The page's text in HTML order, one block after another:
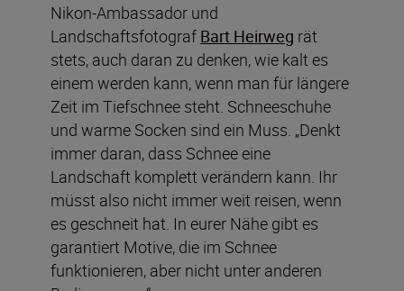
Nikon-Ambassador und
Landschaftsfotograf Bart Heirweg rät
stets, auch daran zu denken, wie kalt es
einem werden kann, wenn man für längere
Zeit im Tiefschnee steht. Schneeschuhe
und warme Socken sind ein Muss. „Denkt
immer daran, dass Schnee eine
Landschaft komplett verändern kann. Ihr
müsst also nicht immer weit reisen, wenn
es geschneit hat. In eurer Nähe gibt es
garantiert Motive, die im Schnee
funktionieren, aber nicht unter anderen